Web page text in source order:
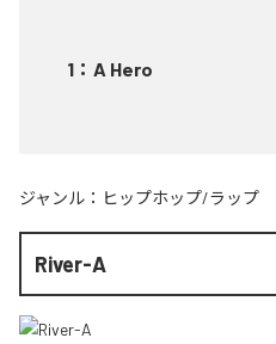
1 ： A Hero
ジャンル： ヒップホップ/ラップ
River-A